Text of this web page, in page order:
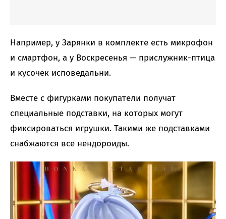
Например, у Зарянки в комплекте есть микрофон
и смартфон, а у Воскресенья — прислужник-птица
и кусочек исповедальни.
Вместе с фигурками покупатели получат
специальные подставки, на которых могут
фиксироваться игрушки. Такими же подставками
снабжаются все нендороиды.